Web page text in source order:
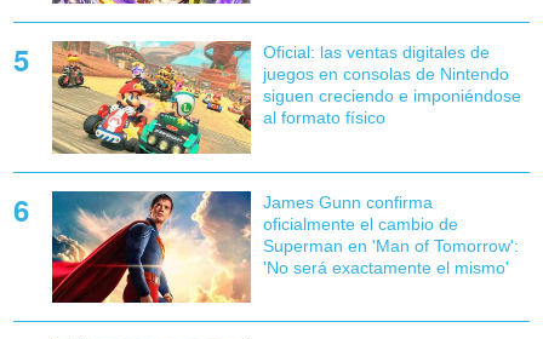
Oficial: las ventas digitales de
juegos en consolas de Nintendo
siguen creciendo e imponiéndose
al formato físico
James Gunn confirma
oficialmente el cambio de
Superman en 'Man of Tomorrow':
'No será exactamente el mismo'